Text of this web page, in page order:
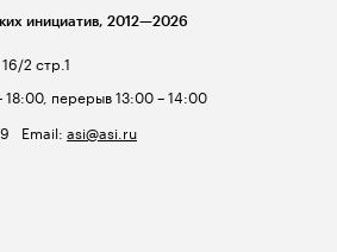
2 стр.1
перерыв 13:00 – 14:00
Email: asi@asi.ru
инициатив, 2012—2026